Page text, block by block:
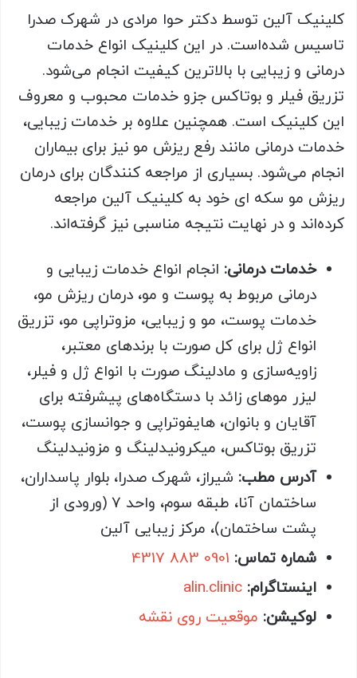
کلینیک آلین توسط دکتر حوا مرادی در شهرک صدرا
تاسیس شده‌است. در این کلینیک انواع خدمات
درمانی و زیبایی با بالاترین کیفیت انجام می‌شود.
تزریق فیلر و بوتاکس جزو خدمات محبوب و معروف
این کلینیک است. همچنین علاوه بر خدمات زیبایی،
خدمات درمانی مانند رفع ریزش مو نیز برای بیماران
انجام می‌شود. بسیاری از مراجعه کنندگان برای درمان
ریزش مو سکه ای خود به کلینیک آلین مراجعه
کرده‌اند و در نهایت نتیجه مناسبی نیز ‌گرفته‌اند.
خدمات درمانی: انجام انواع خدمات زیبایی و
درمانی مربوط به پوست و مو، درمان ریزش مو،
خدمات پوست، مو و زیبایی، مزوتراپی مو، تزریق
انواع ژل برای کل صورت با برندهای معتبر،
زاویه‌سازی و مادلینگ صورت با انواع ژل و فیلر،
لیزر موهای زائد با دستگاه‌های پیشرفته برای
آقایان و بانوان، هایفوتراپی و جوانسازی پوست،
تزریق بوتاکس، میکرونیدلینگ و مزونیدلینگ
آدرس مطب: شیراز، شهرک صدرا، بلوار پاسداران،
ساختمان آنا، طبقه سوم، واحد ۷ (ورودی از
پشت ساختمان)، مرکز زیبایی آلین
شماره تماس:
اینستاگرام: alin.clinic
لوکیشن: موقعیت روی نقشه